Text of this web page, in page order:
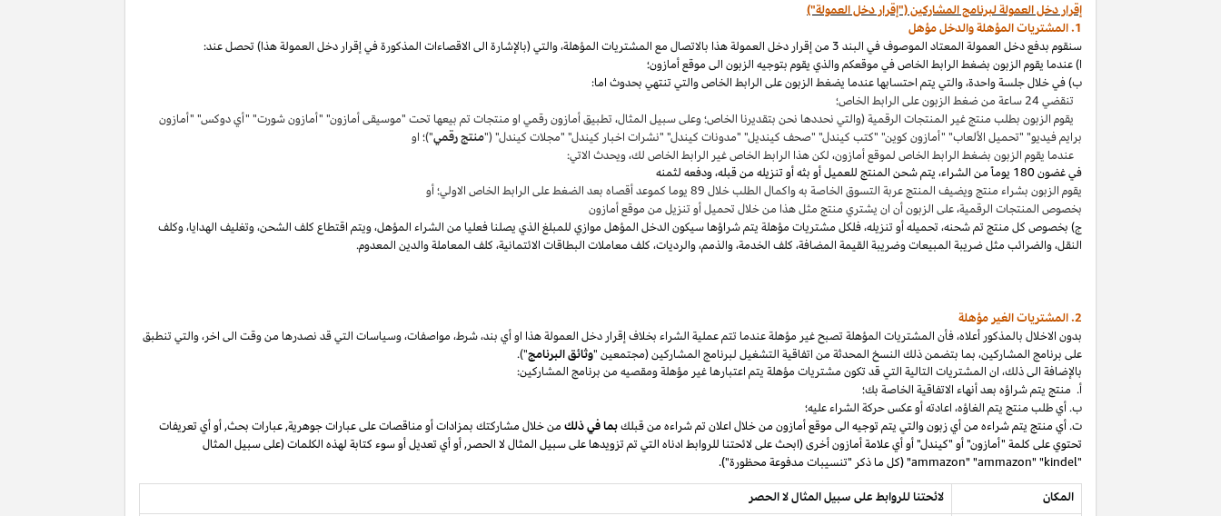
إقرار دخل العمولة لبرنامج المشاركين ("إقرار دخل العمولة")
1. المشتريات المؤهلة والدخل مؤهل
سنقوم بدفع دخل العمولة المعتاد الموصوف في البند 3 من إقرار دخل العمولة هذا بالاتصال مع المشتريات المؤهلة
،والتي (بالإشارة الى الاقصاءات المذكورة في إقرار دخل العمولة هذا) تحصل عند:
ا) عندما يقوم الزبون بضغط الرابط الخاص في موقعكم والذي يقوم بتوجيه الزبون الى موقع أمازون؛
ب) في خلال جلسة واحدة،والتي يتم احتسابها عندما يضغط الزبون على الرابط الخاص والتي تنتهي بحدوث اما:
تنقضي 24 ساعة من ضغط الزبون على الرابط الخاص؛
يقوم الزبون بطلب منتج غير المنتجات الرقمية (والتي نحددها نحن بتقديرنا الخاص؛وعلى سبيل المثال، تطبيق أمازون رقمي او منتجات تم بيعها تحت "موسيقى أمازون" "أمازون شورت" "أي دوكس" "أمازون
برايم فيديو" "تحميل الألعاب" "أمازون كوين" "كتب كيندل" "صحف كينديل" "مدونات كيندل" "نشرات اخبار كيندل" "مجلات كيندل" ("منتج رقمي")؛ او
عندما يقوم الزبون بضغط الرابط الخاص لموقع أمازون، لكن هذا الرابط الخاص غير الرابط الخاص لك،ويحدث الاتي:
في غضون180 يوماً من الشراء، يتم شحن المنتج للعميل أو بثه أو تنزيله من قبله، ودفعه لثمنه
يقوم الزبون بشراء منتج ويضيف المنتج عربة التسوق الخاصة به واكمال الطلب خلال 89 يوما كموعد أقصاه بعد الضغط على الرابط الخاص الاولي؛ أو
بخصوص المنتجات الرقمية،على الزبون أن ان يشتري منتج مثل هذا من خلال تحميل أو تنزيل من موقع أمازون
ج) بخصوص كل منتج تم شحنه، تحميله أو تنزيله،فلكل مشتريات مؤهلة يتمشراؤهاسيكون الدخل المؤهل موازي للمبلغ الذي يصلنا فعليا من الشراء المؤهل،ويتم اقتطاع كلف الشحن،وتغليف الهدايا،وكلف
النقل،والضرائب مثل ضريبة المبيعات وضريبة القيمة المضافة، كلف الخدمة،والذمم،والرديات، كلف معاملات البطاقات الائتمانية، كلف المعاملة والدين المعدوم.
2. المشتريات
الغير مؤهلة
بدون الاخلال بالمذكور أعلاه،فأن المشتريات المؤهلة تصبح غير مؤهلة عندما تتم عملية الشراء بخلاف إقرار دخل العمولة هذا او أي بند،شرط، مواصفات،وسياسات التي قد نصدرها من وقت الى اخر،والتي تنطبق
على برنامج المشاركين، بما بتضمن ذلك النسخ المحدثة من اتفاقية التشغيل لبرنامج المشاركين (مجتمعين "وثائق البرنامج").
بالإضافة الى ذلك، ان المشتريات التالية التي قد تكون مشتريات مؤهلة يتم اعتبارها غير مؤهلة ومقصيه من برنامج المشاركين:
أ. منتج يتمشراؤه بعد أنهاء الاتفاقية الخاصة بك؛
ب. أي طلب منتج يتم الغاؤه، اعادته أو عكس حركة الشراء عليه؛
ت. أي منتج يتم شراءه من أي زبون والتي يتم توجيه الى موقع أمازون من خلال اعلان تم شراءه من قبلكبما في ذلك من خلال مشاركتك بمزادات أو مناقصات على عبارات جوهرية, عبارات بحث, أو أي تعريفات
تحتوي على كلمة "أمازون" أو "كيندل" أو أي علامة أمازون أخرى (ابحث على لائحتنا للروابط ادناه التي تم تزويدها على سبيل المثال لا الحصر, أو أي تعديل أو سوء كتابة لهذه الكلمات (على سبيل المثال
"ammazon" "ammazon" "kindel" (كل ما ذكر "تنسيبات مدفوعة محظورة").
المكان
لائحتنا للروابط على سبيل المثال لا الحصر